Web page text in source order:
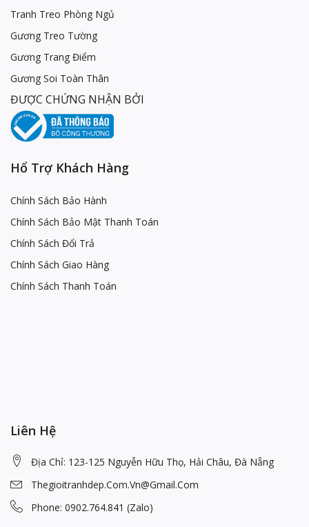
Tranh Treo Phòng Ngủ
Gương Treo Tường
Gương Trang Điểm
Gương Soi Toàn Thân
ĐƯỢC CHỨNG NHẬN BỞI
Hổ Trợ Khách Hàng
Chính Sách Bảo Hành
Chính Sách Bảo Mật Thanh Toán
Chính Sách Đổi Trả
Chính Sách Giao Hàng
Chính Sách Thanh Toán
Liên Hệ
Địa Chỉ: 123-125 Nguyễn Hữu Thọ, Hải Châu, Đà Nẵng
Thegioitranhdep.com.vn@gmail.com
Phone: 0902.764.841 (Zalo)